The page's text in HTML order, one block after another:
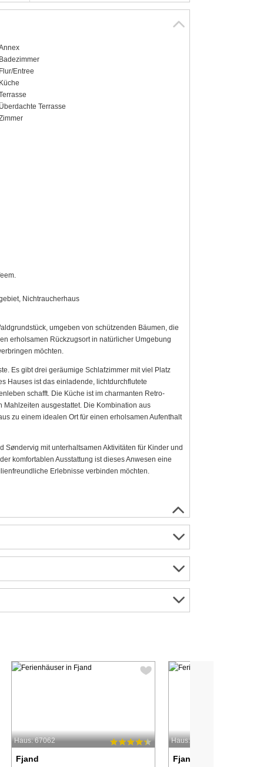
Badezimmer
Flur/Entree
Küche
Überdachte Terrasse
Nichtraucherhaus
umgeben von schützenden Bäumen, die
erholsamen Rückzugsort in natürlicher Umgebung
möchten.
Es gibt drei geräumige Schlafzimmer mit viel Platz
Hauses ist das einladende, lichtdurchflutete
schafft. Die Küche ist im charmanten Retro-
ausgestattet. Die Kombination aus
zu einem idealen Ort für einen erholsamen Aufenthalt
mit unterhaltsamen Aktivitäten für Kinder und
komfortablen Ausstattung ist dieses Anwesen eine
Erlebnisse verbinden möchten.
Haus: 67062
Fjand
Haus: 7363
Fjand